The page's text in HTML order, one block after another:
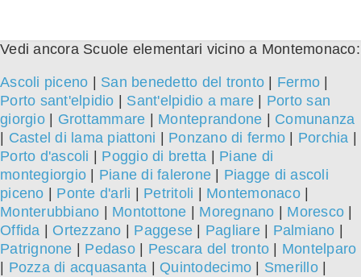
Vedi ancora Scuole elementari vicino a Montemonaco:
Ascoli piceno San benedetto del tronto Fermo
Porto sant'elpidio
Sant'elpidio a mare
Porto san
giorgio| Grottammare Monteprandone
Comunanza
Castel di lama piattoni Ponzano di fermo Porchia
Porto d'ascoli
Poggio di bretta
Piane di
montegiorgio
Piane di falerone
Piagge di ascoli
piceno
Ponte d'arli Petritoli Montemonaco|
Monterubbiano
Montottone Moregnano Moresco
Offida
Ortezzano Paggese Pagliare| Palmiano
Patrignone
Pedaso| Pescara del tronto
Montelparo
Pozza di acquasanta Quintodecimo Smerillo|